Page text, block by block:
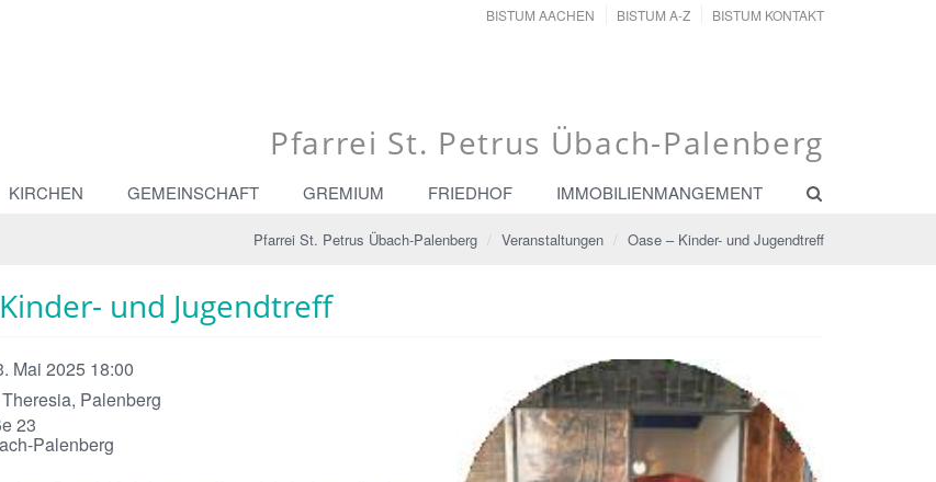
BISTUM AACHEN BISTUM A-Z BISTUM KONTAKT
Pfarrei St. Petrus Übach-Palenberg
KIRCHEN GEMEINSCHAFT GREMIUM FRIEDHOF IMMOBILIENMANGEMENT
Pfarrei St. Petrus Übach-Palenberg Veranstaltungen Oase – Kinder- und Jugendtreff
und Jugendtreff
Mai 2025 18:00
Palenberg
23
Palenberg